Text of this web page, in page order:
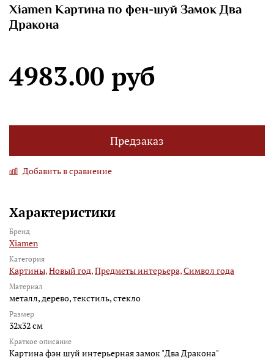
Xiamen Картина по фен-шуй Замок Два
Дракона
4983.00 руб
Предзаказ
Добавить в сравнение
Характеристики
Бренд
Xiamen
Категория
Картины,Новый год,Предметы интерьера,Символ года
Материал
металл, дерево, текстиль, стекло
Размер
32x32 см
Краткое описание
Картина фэн шуй интерьерная замок "Два Дракона"